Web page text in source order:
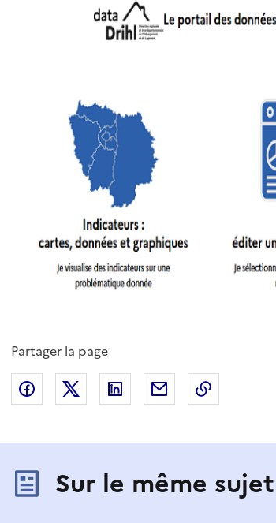
Partager la page
Partager sur Facebook
Partager sur XPartager sur LinkedIn
Partager par email
Sur le même sujet